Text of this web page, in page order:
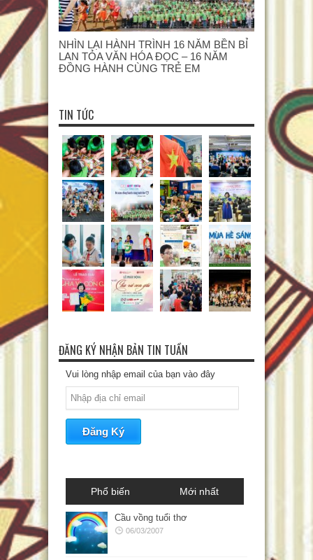
NHÌN LẠI HÀNH TRÌNH 16 NĂM BỀN BỈ
LAN TỎA VĂN HÓA ĐỌC – 16 NĂM
ĐỒNG HÀNH CÙNG TRẺ EM
TIN TỨC
ĐĂNG KÝ NHẬN BẢN TIN TUẦN
Vui lòng nhập email của bạn vào đây
Phổ biến Mới nhất
Cầu vồng tuổi thơ
06/03/2007